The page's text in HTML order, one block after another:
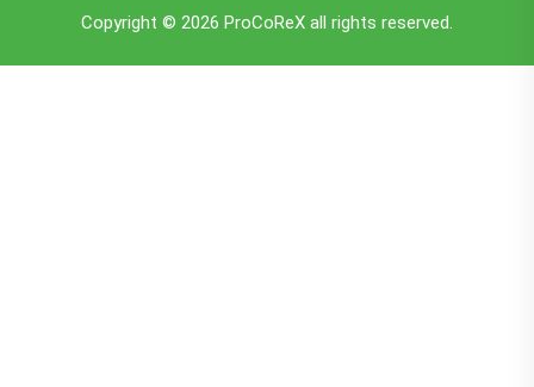
Copyright © 2026 ProCoReX all rights reserved.